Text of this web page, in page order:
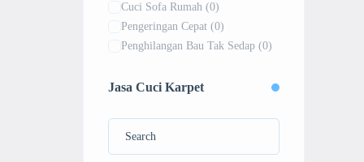
Cuci Sofa Rumah (0)
Pengeringan Cepat (0)
Penghilangan Bau Tak Sedap (0)
(0)
Jasa Cuci Karpet